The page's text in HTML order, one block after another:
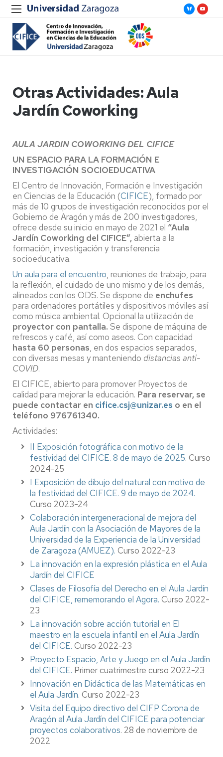
Otras Actividades: Aula
Jardín Coworking
AULA JARDIN COWORKING DEL CIFICE
UN ESPACIO PARA LA FORMACIÓN E
INVESTIGACIÓN SOCIOEDUCATIVA
El Centro de Innovación, Formación e Investigación
en Ciencias de la Educación (CIFICE), formado por
más de 10 grupos de investigación reconocidos por el
Gobierno de Aragón y más de 200 investigadores,
ofrece desde su inicio en mayo de 2021 el “Aula
Jardín Coworking del CIFICE”, abierta a la
formación, investigación y transferencia
socioeducativa.
Un aula para el encuentro, reuniones de trabajo, para
la reflexión, el cuidado de uno mismo y de los demás,
alineados con los ODS. Se dispone de enchufes
para ordenadores portátiles y dispositivos móviles así
como música ambiental. Opcional la utilización de
proyector con pantalla. Se dispone de máquina de
refrescos y café, así como aseos. Con capacidad
hasta 60 personas, en dos espacios separados,
con diversas mesas y manteniendo distancias anti-
COVID.
El CIFICE, abierto para promover Proyectos de
calidad para mejorar la educación. Para reservar, se
puede contactar en cifice.csj@unizar.es o en el
teléfono 976761340.
Actividades:
II Exposición fotográfica con motivo de la
festividad del CIFICE. 8 de mayo de 2025. Curso
2024-25
I Exposición de dibujo del natural con motivo de
la festividad del CIFICE. 9 de mayo de 2024.
Curso 2023-24
Colaboración intergeneracional de mejora del
Aula Jardín con la Asociación de Mayores de la
Universidad de la Experiencia de la Universidad
de Zaragoza (AMUEZ). Curso 2022-23
La innovación en la expresión plástica en el Aula
Jardín del CIFICE
Clases de Filosofía del Derecho en el Aula Jardín
del CIFICE, rememorando el Agora. Curso 2022-
23
La innovación sobre acción tutorial en El
maestro en la escuela infantil en el Aula Jardín
del CIFICE. Curso 2022-23
Proyecto Espacio, Arte y Juego en el Aula Jardín
del CIFICE. Primer cuatrimestre curso 2022-23
Innovación en Didáctica de las Matemáticas en
el Aula Jardín. Curso 2022-23
Visita del Equipo directivo del CIFP Corona de
Aragón al Aula Jardín del CIFICE para potenciar
proyectos colaborativos. 28 de noviembre de
2022